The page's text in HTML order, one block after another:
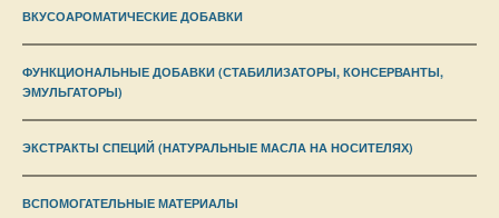
КАТАЛОГ
СЕРТИФИКАТЫ
КОНТАКТЫ
ВКУСОАРОМАТИЧЕСКИЕ ДОБАВКИ
ФУНКЦИОНАЛЬНЫЕ ДОБАВКИ (СТАБИЛИЗАТОРЫ, КОНСЕРВАНТЫ,
ЭМУЛЬГАТОРЫ)
ЭКСТРАКТЫ СПЕЦИЙ (НАТУРАЛЬНЫЕ МАСЛА НА НОСИТЕЛЯХ)
ВСПОМОГАТЕЛЬНЫЕ МАТЕРИАЛЫ